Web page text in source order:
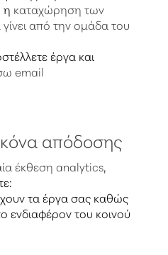
η καταχώρηση των
από την ομάδα του
έργα και
email
απόδοσης
έκθεση analytics,
τα έργα σας καθώς
ενδιαφέρον του κοινού